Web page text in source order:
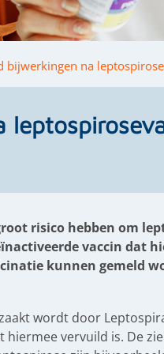
bijwerkingen na
risico hebben om
vaccin dat
kunnen gemeld
wordt door
vervuild is. De